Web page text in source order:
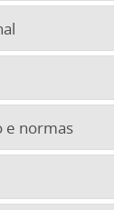
e normas